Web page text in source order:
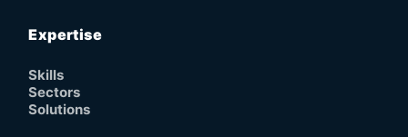
Expertise
Skills
Sectors
Solutions